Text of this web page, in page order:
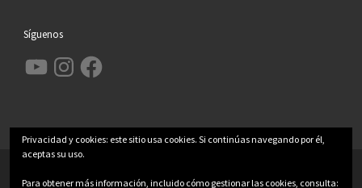
Síguenos
YouTube InstagramFacebook
Privacidad y cookies: este sitio usa cookies. Si continúas navegando por él,
aceptas su uso.
Para obtener más información, incluido cómo gestionar las cookies, consulta: